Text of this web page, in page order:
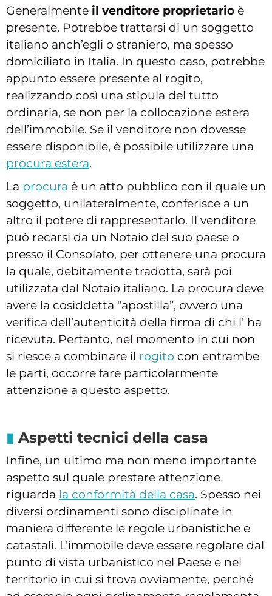
Generalmente il venditore proprietario è
presente. Potrebbe trattarsi di un soggetto
italiano anch’egli o straniero, ma spesso
domiciliato in Italia. In questo caso, potrebbe
appunto essere presente al rogito,
realizzando così una stipula del tutto
ordinaria, se non per la collocazione estera
dell’immobile. Se il venditore non dovesse
essere disponibile, è possibile utilizzare una
procura estera.
La procura è un atto pubblico con il quale un
soggetto, unilateralmente, conferisce a un
altro il potere di rappresentarlo. Il venditore
può recarsi da un Notaio del suo paese o
presso il Consolato, per ottenere una procura
la quale, debitamente tradotta, sarà poi
utilizzata dal Notaio italiano. La procura deve
avere la cosiddetta “apostilla”, ovvero una
verifica dell’autenticità della firma di chi l’ ha
ricevuta. Pertanto, nel momento in cui non
si riesce a combinare il rogito con entrambe
le parti, occorre fare particolarmente
attenzione a questo aspetto.
Aspetti tecnici della casa
Infine, un ultimo ma non meno importante
aspetto sul quale prestare attenzione
riguarda la conformità della casa. Spesso nei
diversi ordinamenti sono disciplinate in
maniera differente le regole urbanistiche e
catastali. L’immobile deve essere regolare dal
punto di vista urbanistico nel Paese e nel
territorio in cui si trova ovviamente, perché